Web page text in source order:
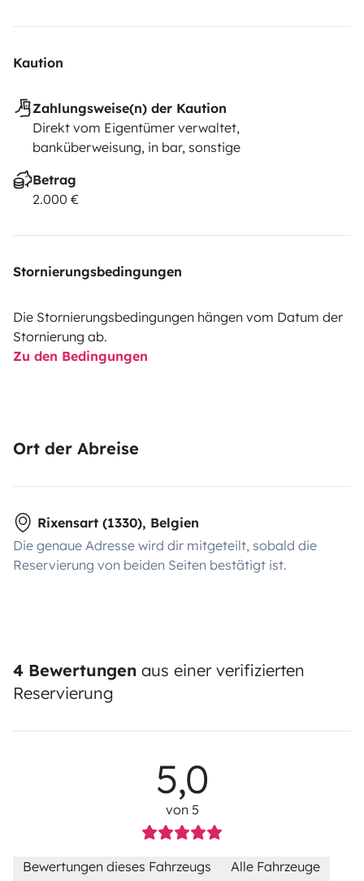
Kaution
Zahlungsweise(n) der Kaution
Direkt vom Eigentümer verwaltet,
banküberweisung, in bar, sonstige
Betrag
2.000 €
Stornierungsbedingungen
Die Stornierungsbedingungen hängen vom Datum der
Stornierung ab.
Zu den Bedingungen
Ort der Abreise
Rixensart (1330), Belgien
Die genaue Adresse wird dir mitgeteilt, sobald die
Reservierung von beiden Seiten bestätigt ist.
4 Bewertungen aus einer verifizierten
Reservierung
5,0
von 5
Bewertungen dieses Fahrzeugs Alle Fahrzeuge